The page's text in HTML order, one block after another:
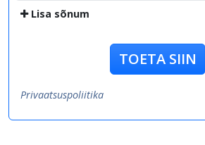
Lisa sõnum
TOETA SIIN
Privaatsuspoliitika